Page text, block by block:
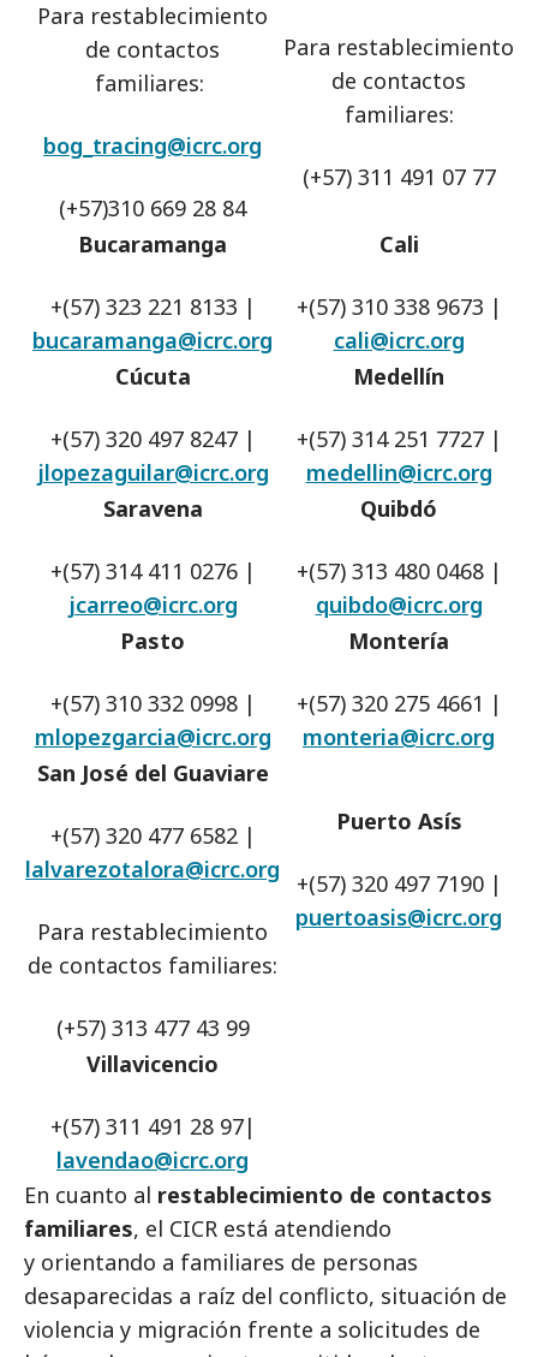
Para restablecimiento
de contactos
familiares:
bog_tracing@icrc.org
(+57)310 669 28 84
Para restablecimiento
de contactos
familiares:
(+57) 311 491 07 77
Bucaramanga
+(57) 323 221 8133 |
bucaramanga@icrc.org
Cali
+(57) 310 338 9673 |
cali@icrc.org
Cúcuta
+(57) 320 497 8247 |
jlopezaguilar@icrc.org
Medellín
+(57) 314 251 7727 |
medellin@icrc.org
Saravena
+(57) 314 411 0276 |
jcarreo@icrc.org
Quibdó
+(57) 313 480 0468 |
quibdo@icrc.org
Pasto
+(57) 310 332 0998 |
mlopezgarcia@icrc.org
Montería
+(57) 320 275 4661 |
monteria@icrc.org
San José del Guaviare
+(57) 320 477 6582 |
lalvarezotalora@icrc.org
Para restablecimiento
de contactos familiares:
(+57) 313 477 43 99
Puerto Asís
+(57) 320 497 7190 |
puertoasis@icrc.org
Villavicencio
+(57) 311 491 28 97|
lavendao@icrc.org
En cuanto al restablecimiento de contactos
familiares, el CICR está atendiendo
y orientando a familiares de personas
desaparecidas a raíz del conflicto, situación de
violencia y migración frente a solicitudes de